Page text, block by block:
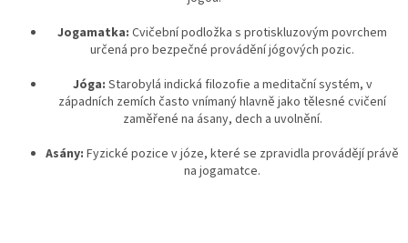
Jogamatka: Cvičební podložka s protiskluzovým povrchem
určená pro bezpečné provádění jógových pozic.
Jóga: Starobylá indická filozofie a meditační systém, v
západních zemích často vnímaný hlavně jako tělesné cvičení
zaměřené na ásany, dech a uvolnění.
Asány: Fyzické pozice v józe, které se zpravidla provádějí právě
na jogamatce.